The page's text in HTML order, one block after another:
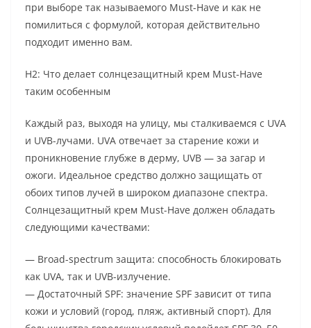
при выборе так называемого Must-Have и как не
помилиться с формулой, которая действительно
подходит именно вам.
H2: Что делает солнцезащитный крем Must-Have
таким особенным
Каждый раз, выходя на улицу, мы сталкиваемся с UVA
и UVB-лучами. UVA отвечает за старение кожи и
проникновение глубже в дерму, UVB — за загар и
ожоги. Идеальное средство должно защищать от
обоих типов лучей в широком диапазоне спектра.
Солнцезащитный крем Must-Have должен обладать
следующими качествами:
— Broad-spectrum защита: способность блокировать
как UVA, так и UVB-излучение.
— Достаточный SPF: значение SPF зависит от типа
кожи и условий (город, пляж, активный спорт). Для